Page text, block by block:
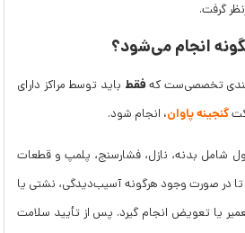
گرفت.
انجام می‌شود؟
تخصصی‌ست که فقط باید توسط مراکز دارای
گنجینه پاوان، انجام شود.
شامل بدنه، نازل، فشارسنج، پلمپ و قطعات
در صورت وجود هرگونه آسیب‌دیدگی، نشتی یا
یا تعویض انجام گیرد. پس از تأیید سلامت